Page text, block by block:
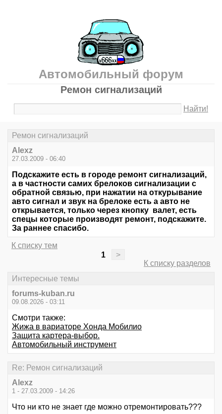
Автомобильный форум
Ремон сигнализаций
Найти!
Ремон сигнализаций
Alexz
27.03.2009 - 06:40
Подскажите есть в городе ремонт сигнализаций,
а в частности самих брелоков сигнализации с
обратной связью, при нажатии на откурывание
авто сигнал и звук на брелоке есть а авто не
открывается, только через кнопку валет, есть
спецы которые производят ремонт, подскажите.
За раннее спасибо.
К списку тем
1
>
К списку разделов
Интересные темы
forums-kuban.ru
09.08.2026 - 03:11
Смотри также:
Жижа в вариаторе Хонда Мобилио
Защита картера-выбор.
Автомобильный инструмент
Re: Ремон сигнализаций
Alexz
1 - 27.03.2009 - 14:26
Что ни кто не знает где можно отремонтировать???